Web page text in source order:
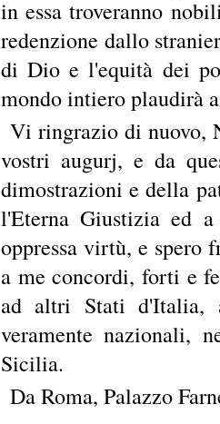
in essa troveranno
redenzione dallo
di Dio e l'equità dei
mondo intiero plaudirà
Vi ringrazio di nuovo,
vostri augurj, e da
dimostrazioni e della
l'Eterna Giustizia ed
oppressa virtù, e spero
a me concordi, forti e
ad altri Stati d'Italia,
veramente nazionali,
Sicilia.
Da Roma, Palazzo